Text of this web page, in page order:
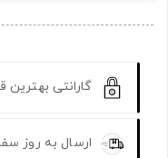
گارانتی
ارسال به روز